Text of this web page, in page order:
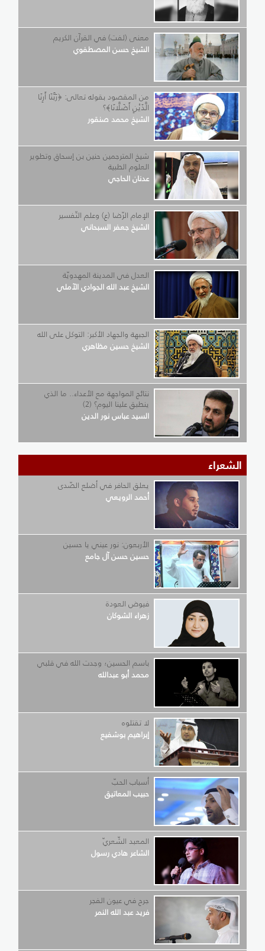
معنى (لفت) في القرآن الكريم
الشيخ حسن المصطفوي
من المقصود بقوله تعالى: ﴿رَبَّنَا أَرِنَا
الَّذَيْنِ أَضَلَّانَا﴾؟
الشيخ محمد صنقور
شيخ المترجمين حنين بن إسحاق وتطوير
العلوم الطبية
عدنان الحاجي
الإمام الرّضا (ع) وعلم التّفسير
الشيخ جعفر السبحاني
العدل في المدينة المهدويّة
الشيخ عبد الله الجوادي الآملي
الجبهة والجهاد الأكبر: التوكل على الله
الشيخ حسين مظاهري
نتائج المواجهة مع الأعداء.. ما الذي
ينطبق علينا اليوم؟ (2)
السيد عباس نور الدين
الشعراء
يعلق الحافر في أضلع الصّدى
أحمد الرويعي
الأربعون: نور عيني يا حسين
حسين حسن آل جامع
فيوض العودة
زهراء الشوكان
باسم الحسين؛ وجدت الله في قلبي
محمد أبو عبدالله
لا تقتلوه
إبراهيم بوشفيع
أسباب الحبّ
حبيب المعاتيق
المعبد الشّعريّ
الشاعر هادي رسول
جرح في عيون الفجر
فريد عبد الله النمر